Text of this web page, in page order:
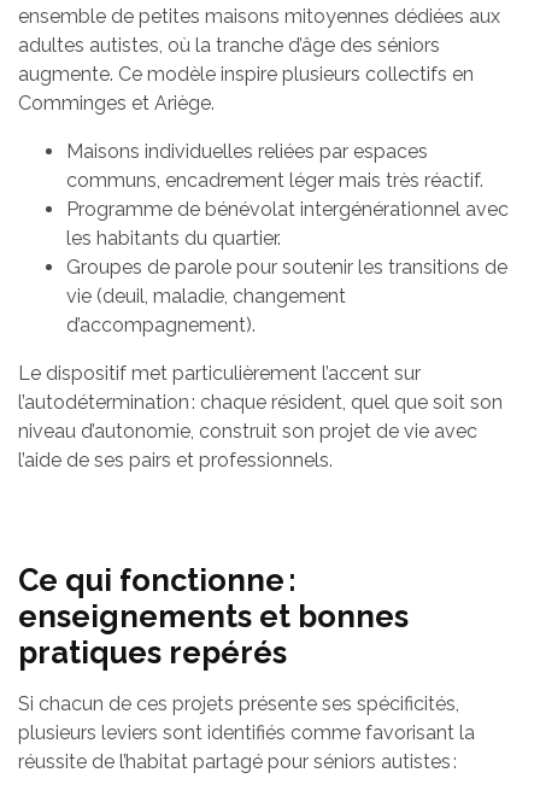
ensemble de petites maisons mitoyennes dédiées aux
adultes autistes, où la tranche d’âge des séniors
augmente. Ce modèle inspire plusieurs collectifs en
Comminges et Ariège.
Maisons individuelles reliées par espaces
communs, encadrement léger mais très réactif.
Programme de bénévolat intergénérationnel avec
les habitants du quartier.
Groupes de parole pour soutenir les transitions de
vie (deuil, maladie, changement
d’accompagnement).
Le dispositif met particulièrement l’accent sur
l’autodétermination : chaque résident, quel que soit son
niveau d’autonomie, construit son projet de vie avec
l’aide de ses pairs et professionnels.
Ce qui fonctionne :
enseignements et bonnes
pratiques repérés
Si chacun de ces projets présente ses spécificités,
plusieurs leviers sont identifiés comme favorisant la
réussite de l’habitat partagé pour séniors autistes :